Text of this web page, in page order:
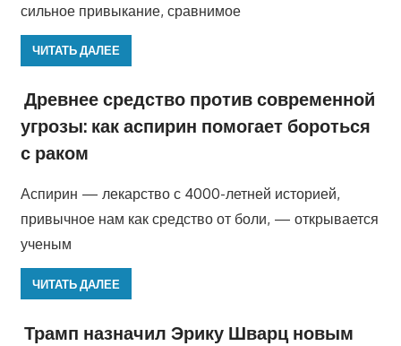
сильное привыкание, сравнимое
ЧИТАТЬ ДАЛЕЕ
Древнее средство против современной
угрозы: как аспирин помогает бороться
с раком
Аспирин — лекарство с 4000-летней историей,
привычное нам как средство от боли, — открывается
ученым
ЧИТАТЬ ДАЛЕЕ
Трамп назначил Эрику Шварц новым